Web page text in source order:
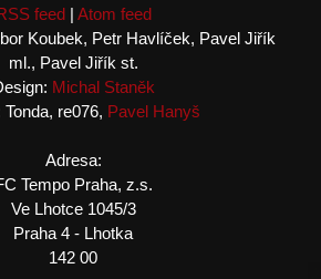
feed| Atom feed
Koubek, Petr Havlíček, Pavel Jiřík
ml., Pavel Jiřík st.
Michal Staněk
Tonda, re076, Pavel Hanyš
Adresa:
Tempo Praha, z.s.
Ve Lhotce 1045/3
Praha 4 - Lhotka
142 00